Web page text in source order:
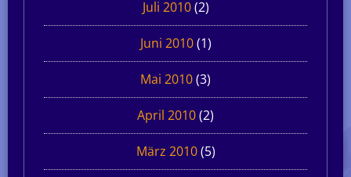
Juli 2010(2)
Juni 2010(1)
Mai 2010(3)
April 2010(2)
März 2010(5)